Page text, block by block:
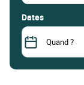
dates